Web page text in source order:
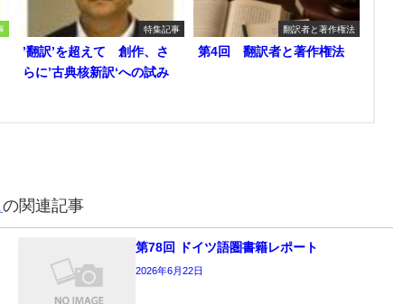
特集記事
’翻訳’を超えて 創作、さ
らに’古典核新訳‘への試み
翻訳者と著作権法
第4回 翻訳者と著作権法
の関連記事
第78回 ドイツ語圏書籍レポート
2026年6月22日